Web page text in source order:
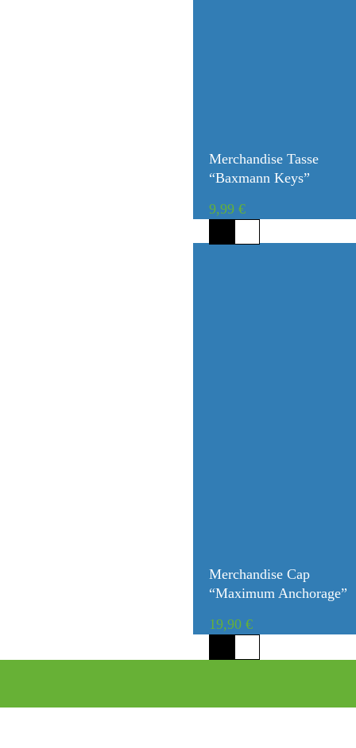
Merchandise Tasse
“Baxmann Keys”
9,99 €
Merchandise Cap
“Maximum Anchorage”
19,90 €